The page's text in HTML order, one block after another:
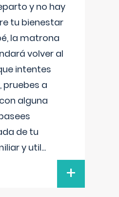
y no hay
tu bienestar
la matrona
volver al
intentes
pruebes a
alguna
de tu
y util...
+